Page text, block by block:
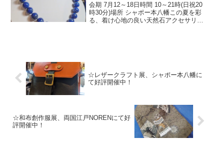
会期 7月12～18日時間 10～21時(日祝20
時30分)場所 シャポー本八幡この夏を彩
る、着け心地の良い天然石アクセサリ
☆レザークラフト展、シャポー本八幡に
て好評開催中！
☆和布創作服展、両国江戸NORENにて好
評開催中！